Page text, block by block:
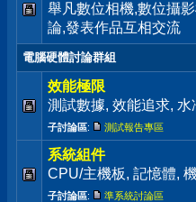
舉凡數位相機,數位攝
論,發表作品互相交流
電腦硬體討論群組
效能極限
測試數據, 效能追求,
子討論區: 測試報告專區
系統組件
CPU/主機板, 記憶體,
子討論區: 準系統討論區